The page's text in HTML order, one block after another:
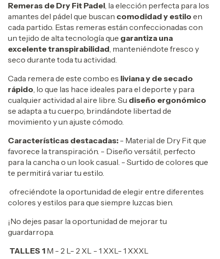
Remeras de Dry Fit Padel, la elección perfecta para los
amantes del pádel que buscan comodidad y estilo en
cada partido. Estas remeras están confeccionadas con
un tejido de alta tecnología que garantiza una
excelente transpirabilidad, manteniéndote fresco y
seco durante toda tu actividad.
Cada remera de este combo es liviana y de secado
rápido, lo que las hace ideales para el deporte y para
cualquier actividad al aire libre. Su diseño ergonómico
se adapta a tu cuerpo, brindándote libertad de
movimiento y un ajuste cómodo.
Características destacadas: - Material de Dry Fit que
favorece la transpiración. - Diseño versátil, perfecto
para la cancha o un look casual. - Surtido de colores que
te permitirá variar tu estilo.
ofreciéndote la oportunidad de elegir entre diferentes
colores y estilos para que siempre luzcas bien.
¡No dejes pasar la oportunidad de mejorar tu
guardarropa.
TALLES 1 M - 2 L- 2 XL - 1 XXL- 1 XXXL